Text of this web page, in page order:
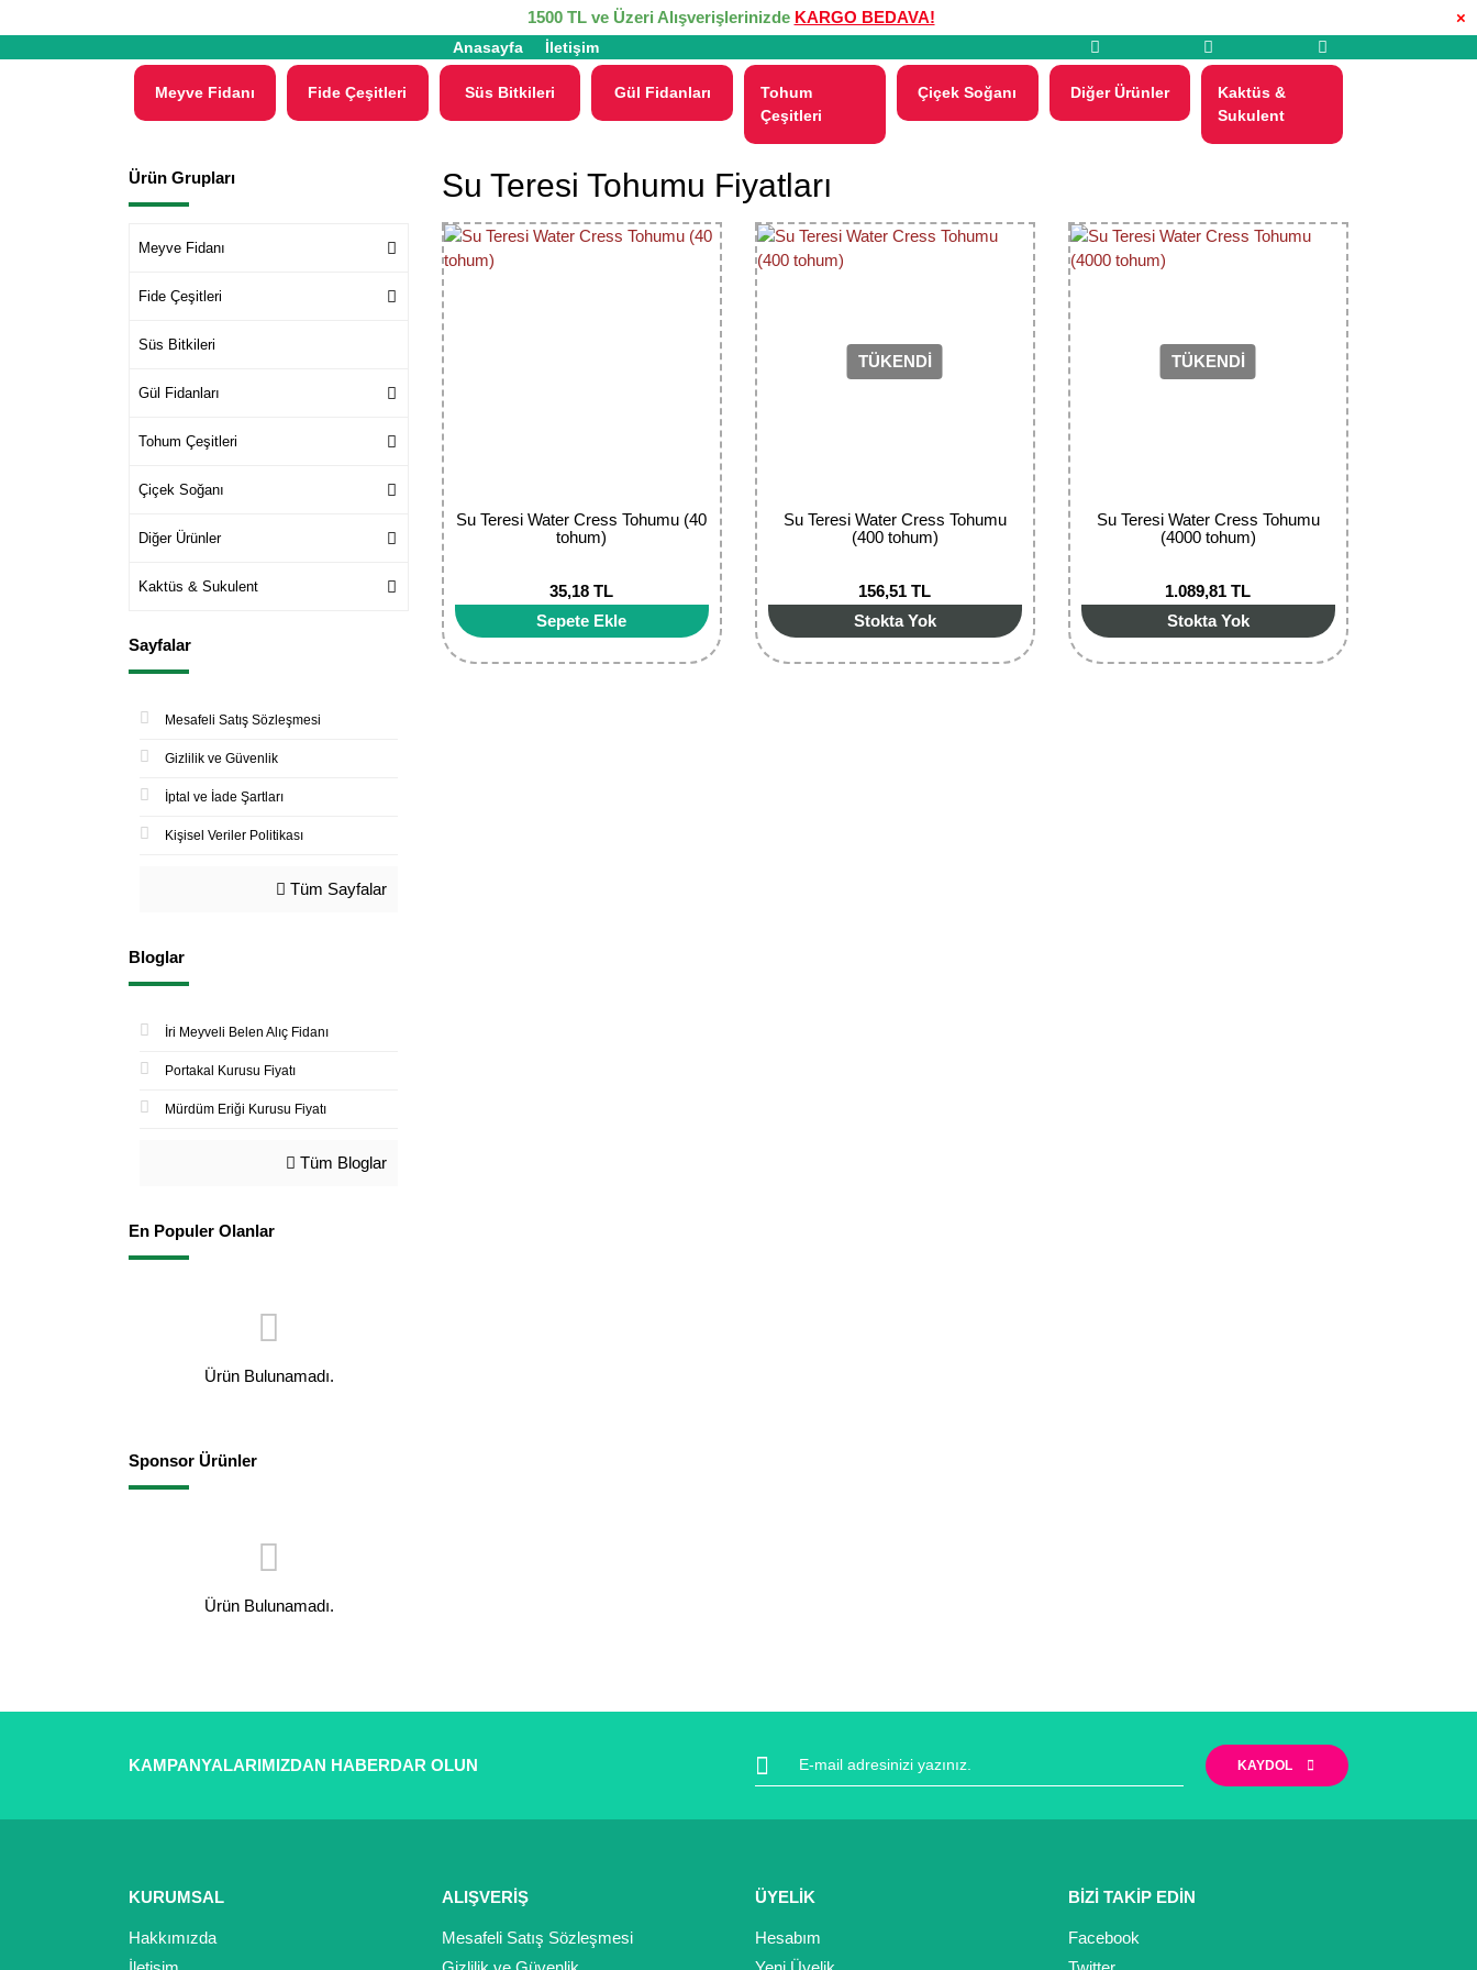
×
1500 TL ve Üzeri Alışverişlerinizde KARGO BEDAVA!
Anasayfa İletişim
Meyve Fidanı Fide Çeşitleri Süs Bitkileri Gül Fidanları
Tohum
Çeşitleri
Çiçek Soğanı Diğer Ürünler
Kaktüs &
Sukulent
Ürün Grupları
Meyve Fidanı
Fide Çeşitleri
Süs Bitkileri
Gül Fidanları
Tohum Çeşitleri
Çiçek Soğanı
Diğer Ürünler
Kaktüs & Sukulent
Sayfalar
Mesafeli Satış Sözleşmesi
Gizlilik ve Güvenlik
İptal ve İade Şartları
Kişisel Veriler Politikası
Tüm Sayfalar
Bloglar
İri Meyveli Belen Alıç Fidanı
Portakal Kurusu Fiyatı
Mürdüm Eriği Kurusu Fiyatı
Tüm Bloglar
En Populer Olanlar
Ürün Bulunamadı.
Sponsor Ürünler
Ürün Bulunamadı.
Su Teresi Tohumu Fiyatları
Su Teresi Water Cress Tohumu (40
tohum)
35,18 TL
Sepete Ekle
TÜKENDİ
Su Teresi Water Cress Tohumu
(400 tohum)
156,51 TL
Stokta Yok
TÜKENDİ
Su Teresi Water Cress Tohumu
(4000 tohum)
1.089,81 TL
Stokta Yok
KAMPANYALARIMIZDAN HABERDAR OLUN KAYDOL
KURUMSAL
Hakkımızda
ALIŞVERİŞ
Mesafeli Satış Sözleşmesi
ÜYELİK
Hesabım
BİZİ TAKİP EDİN
Facebook